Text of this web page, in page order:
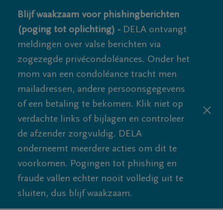
Blijf waakzaam voor phishingberichten
(poging tot oplichting) - DELA ontvangt
meldingen over valse berichten via
zogezegde privécondoléances. Onder het
mom van een condoléance tracht men
mailadressen, andere persoonsgegevens
of een betaling te bekomen. Klik niet op
verdachte links of bijlagen en controleer
de afzender zorgvuldig. DELA
onderneemt meerdere acties om dit te
voorkomen. Pogingen tot phishing en
fraude vallen echter nooit volledig uit te
sluiten, dus blijf waakzaam.